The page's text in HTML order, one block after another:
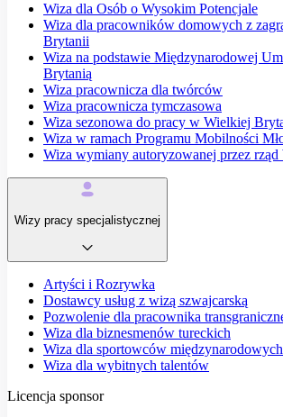
Wiza dla Osób o Wysokim Potencjale
Wiza dla pracowników domowych z
Brytanii
Wiza na podstawie Międzynarodowej
Brytanią
Wiza pracownicza dla twórców
Wiza pracownicza tymczasowa
Wiza sezonowa do pracy w Wielkiej
Wiza w ramach Programu Mobilności
Wiza wymiany autoryzowanej przez
Wizy pracy specjalistycznej
Artyści i Rozrywka
Dostawcy usług z wizą szwajcarską
Pozwolenie dla pracownika
Wiza dla biznesmenów tureckich
Wiza dla sportowców międzynarodowych
Wiza dla wybitnych talentów
Licencja sponsor